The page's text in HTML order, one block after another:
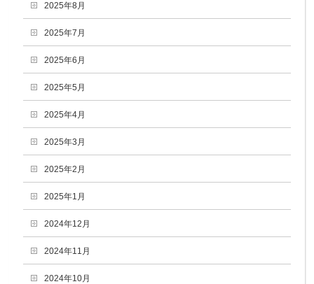
2025年8月
2025年7月
2025年6月
2025年5月
2025年4月
2025年3月
2025年2月
2025年1月
2024年12月
2024年11月
2024年10月